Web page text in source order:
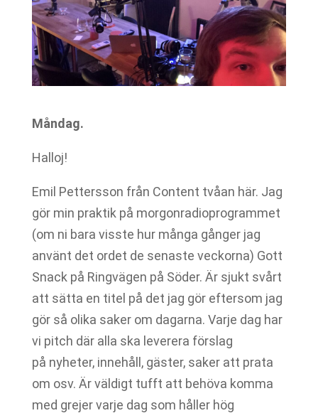
Måndag.
Halloj!
Emil Pettersson från Content tvåan här. Jag
gör min praktik på morgonradioprogrammet
(om ni bara visste hur många gånger jag
använt det ordet de senaste veckorna) Gott
Snack på Ringvägen på Söder. Är sjukt svårt
att sätta en titel på det jag gör eftersom jag
gör så olika saker om dagarna. Varje dag har
vi pitch där alla ska leverera förslag
på nyheter, innehåll, gäster, saker att prata
om osv. Är väldigt tufft att behöva komma
med grejer varje dag som håller hög